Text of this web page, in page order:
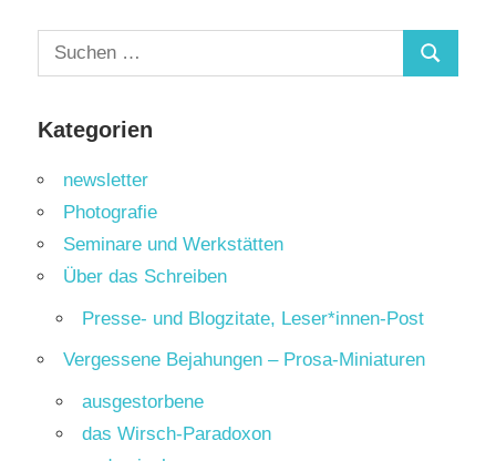
Suchen
nach:
Suchen
Kategorien
newsletter
Photografie
Seminare und Werkstätten
Über das Schreiben
Presse- und Blogzitate, Leser*innen-Post
Vergessene Bejahungen – Prosa-Miniaturen
ausgestorbene
das Wirsch-Paradoxon